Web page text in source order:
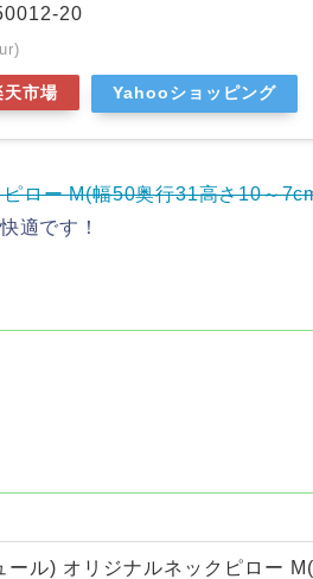
20
天市場 Yahooショッピング
ロー M(幅50奥行31高さ10～
適です！
ル) オリジナルネックピロー